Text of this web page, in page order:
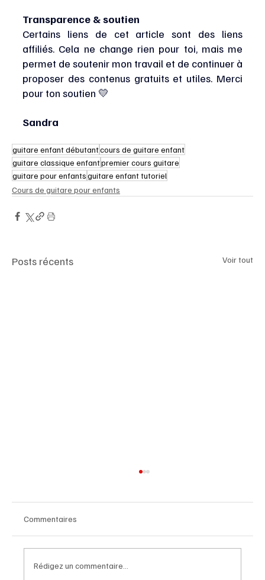
Transparence & soutien
Certains liens de cet article sont des liens
affiliés. Cela ne change rien pour toi, mais me
permet de soutenir mon travail et de continuer à
proposer des contenus gratuits et utiles. Merci
pour ton soutien 💛
Sandra
guitare enfant débutantcours de guitare enfant
guitare classique enfantpremier cours guitare
guitare pour enfantsguitare enfant tutoriel
Cours de guitare pour enfants
Posts récents Voir tout
Commentaires
Rédigez un commentaire...